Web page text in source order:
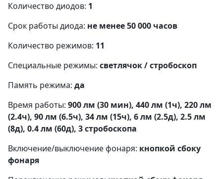
Количество диодов: 1
Срок работы диода: не менее 50 000 часов
Количество режимов: 11
Специальные режимы: светлячок / стробоскоп
Память режима: да
Время работы: 900 лм (30 мин), 440 лм (1ч), 220 лм
(2.4ч), 90 лм (6.5ч), 34 лм (15ч), 6 лм (2.5д), 2.5 лм
(8д), 0.4 лм (60д), 3 стробоскопа
Включение/выключение фонаря: кнопкой сбоку
фонаря